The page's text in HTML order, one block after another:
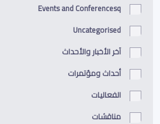
Events and Conferencesq
Uncategorised
آخر الأخبار والأحداث
أحداث ومؤتمرات
الفعاليات
مناقشات